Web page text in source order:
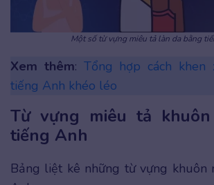
Một số từ vựng miêu tả làn da bằng
Xem thêm: Tổng hợp cách khen
tiếng Anh khéo léo
Từ vựng miêu tả
tiếng Anh
Bảng liệt kê những từ vựng khuôn